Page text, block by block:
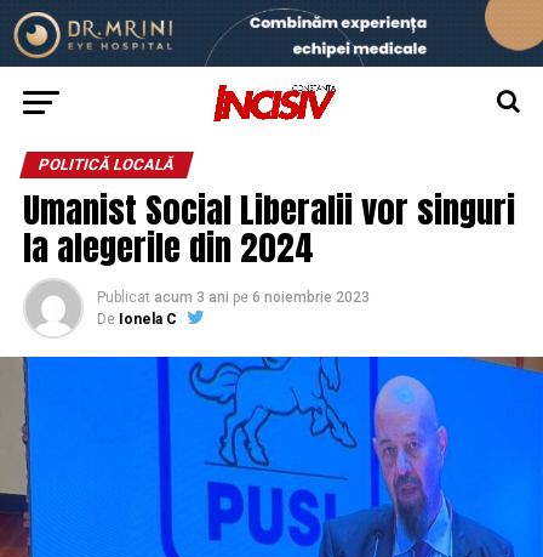
POLITICĂ LOCALĂ
Umanist Social Liberalii vor singuri
la alegerile din 2024
Publicat acum 3 ani pe 6 noiembrie 2023
De Ionela C